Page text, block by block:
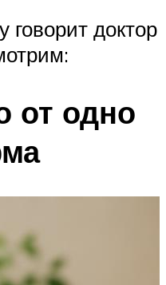
говорит доктор
от одно